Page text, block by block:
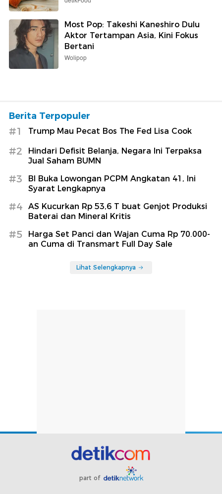
Most Pop: Takeshi Kaneshiro Dulu
Aktor Tertampan Asia, Kini Fokus
Bertani
Wolipop
Berita Terpopuler
#1 Trump Mau Pecat Bos The Fed Lisa Cook
#2
Hindari Defisit Belanja, Negara Ini Terpaksa
Jual Saham BUMN
#3
BI Buka Lowongan PCPM Angkatan 41, Ini
Syarat Lengkapnya
#4
AS Kucurkan Rp 53,6 T buat Genjot Produksi
Baterai dan Mineral Kritis
#5
Harga Set Panci dan Wajan Cuma Rp 70.000-
an Cuma di Transmart Full Day Sale
Lihat Selengkapnya
part of